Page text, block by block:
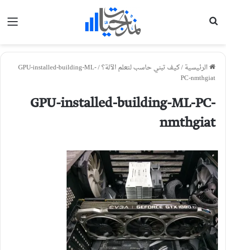
الرئيسية/كيف تبني حاسب لتعلم الآلة؟/
GPU-installed-building-ML-
PC-nmthgiat
GPU-installed-building-ML-PC-
nmthgiat